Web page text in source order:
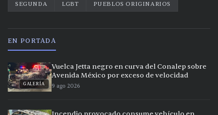
SEGUNDA LGBT PUEBLOS ORIGINARIOS
EN PORTADA
GALERÍA
Vuelca Jetta negro en curva del Conalep sobre
Avenida México por exceso de velocidad
9 ago 2026